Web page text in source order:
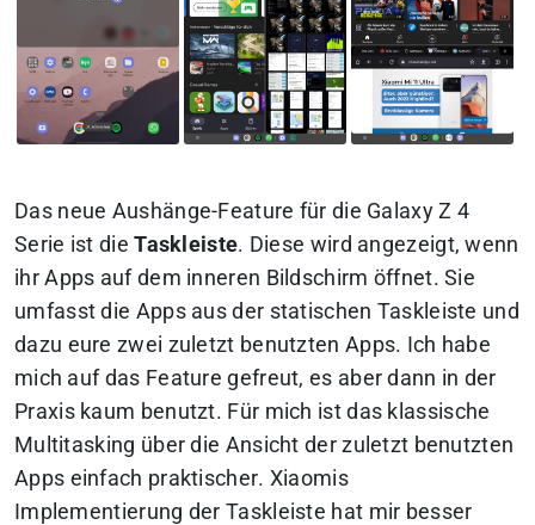
Das neue Aushänge-Feature für die Galaxy Z 4
Serie ist dieTaskleiste. Diese wird angezeigt, wenn
ihr Apps auf dem inneren Bildschirm öffnet. Sie
umfasst die Apps aus der statischen Taskleiste und
dazu eure zwei zuletzt benutzten Apps. Ich habe
mich auf das Feature gefreut, es aber dann in der
Praxis kaum benutzt. Für mich ist das klassische
Multitasking über die Ansicht der zuletzt benutzten
Apps einfach praktischer. Xiaomis
Implementierung der Taskleiste hat mir besser